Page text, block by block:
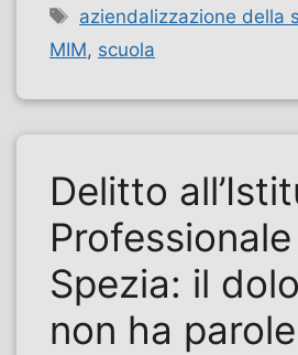
Tag
aziendalizzazione della
MIM, scuola
Delitto
Spezia: il
non ha parole